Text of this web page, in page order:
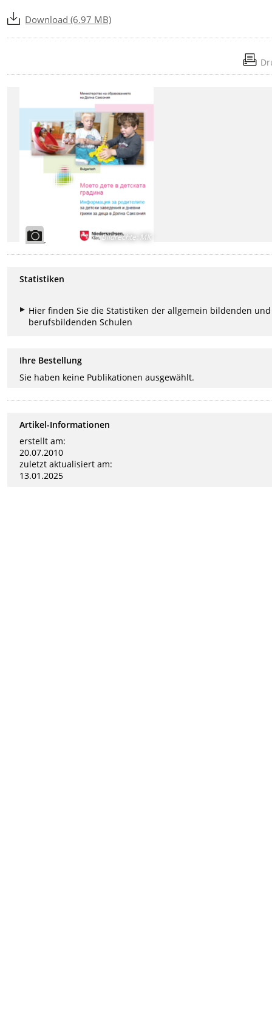
Download (6.97 MB)
Bildrechte: MK
Statistiken
Hier finden Sie die Statistiken der allgemein bildenden und
berufsbildenden Schulen
Ihre Bestellung
Sie haben keine Publikationen ausgewählt.
Artikel-Informationen
erstellt am:
20.07.2010
zuletzt aktualisiert am:
13.01.2025